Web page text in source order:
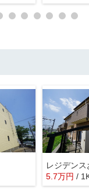
レジデン
5.7万円 /